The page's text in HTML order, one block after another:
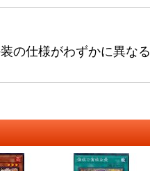
の仕様がわずかに異なる